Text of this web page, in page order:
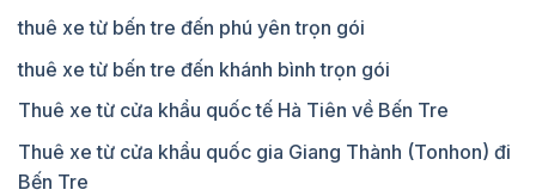
thuê xe từ bến tre đến phú yên trọn gói
thuê xe từ bến tre đến khánh bình trọn gói
Thuê xe từ cửa khẩu quốc tế Hà Tiên về Bến Tre
Thuê xe từ cửa khẩu quốc gia Giang Thành (Tonhon) đi
Bến Tre